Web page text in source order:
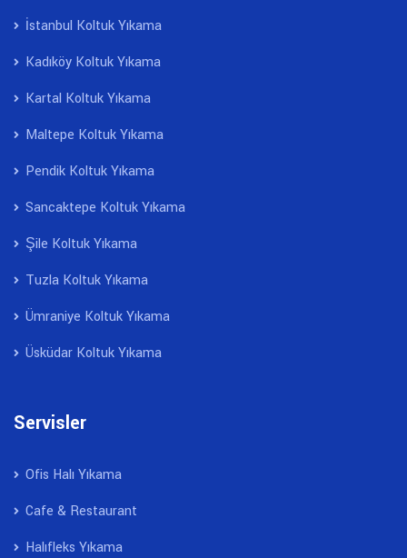
İstanbul Koltuk Yıkama
Kadıköy Koltuk Yıkama
Kartal Koltuk Yıkama
Maltepe Koltuk Yıkama
Pendik Koltuk Yıkama
Sancaktepe Koltuk Yıkama
Şile Koltuk Yıkama
Tuzla Koltuk Yıkama
Ümraniye Koltuk Yıkama
Üsküdar Koltuk Yıkama
Servisler
Ofis Halı Yıkama
Cafe & Restaurant
Halıfleks Yıkama